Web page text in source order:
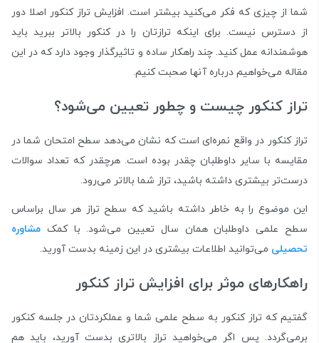
شما از چیزی که فکر می‌کنید بیشتر است. افزایش تراز کنکور اصلا دور
از دسترس نیست. برای اینکه ترازتان را در کنکور بالاتر ببرید باید
هوشمندانه عمل کنید. چند راهکار ساده و تاثیرگذار وجود دارد که در این
مقاله می‌خواهیم درباره آنها صحبت کنیم.
تراز کنکور چیست و چطور تعیین می‌شود؟
تراز کنکور در واقع نمره‌ای است که نشان می‌دهد سطح امتحان شما در
مقایسه با سایر داوطلبان چقدر بوده است. هرچقدر که تعداد سوالات
درست‌تر بیشتری داشته باشید، تراز شما بالاتر می‌رود.
این موضوع را به خاطر داشته باشید که سطح تراز هر سال براساس
سطح علمی داوطلبان همان سال تعیین می‌شود. با کمک مشاوره
تحصیلی می‌توانید اطلاعات بیشتری در این زمینه بدست آورید.
راهکارهای موثر برای افزایش تراز کنکور
گفتیم که تراز کنکور به سطح علمی شما و عملکرد‌تان در جلسه کنکور
برمی‌گردد. پس اگر می‌خواهید تراز بالاتری بدست آورید، باید هم